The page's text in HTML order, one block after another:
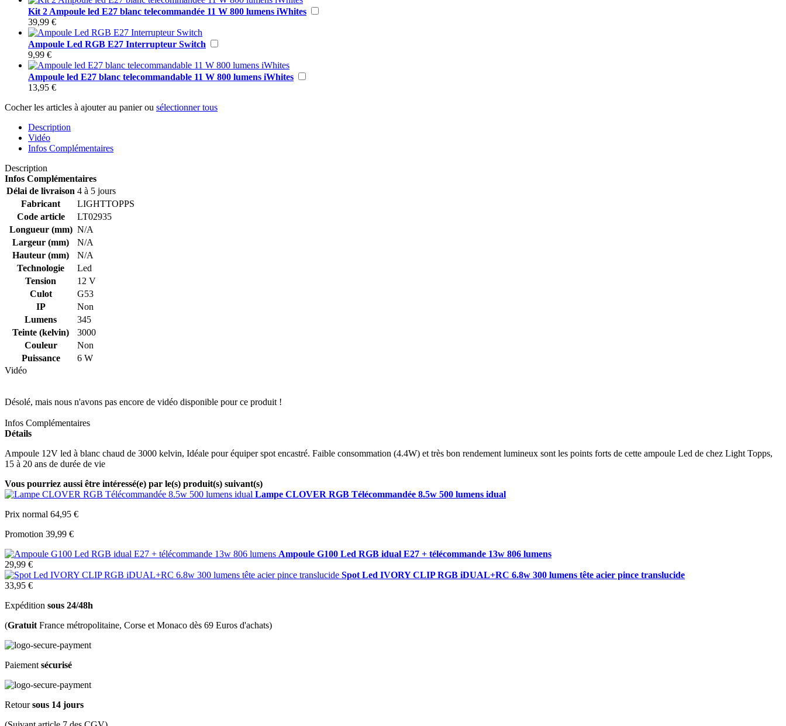
Kit 2 Ampoule led E27 blanc telecommandée 11 W 800 lumens iWhites
39,99 €
Ampoule Led RGB E27 Interrupteur Switch
9,99 €
Ampoule led E27 blanc telecommandable 11 W 800 lumens iWhites
13,95 €
Cocher les articles à ajouter au panier ou sélectionner tous
Description
Vidéo
Infos Complémentaires
Description
Infos Complémentaires
Délai de livraison 4 à 5 jours
Fabricant
LIGHTTOPPS
Code article
LT02935
Longueur (mm) N/A
Largeur (mm)
N/A
Hauteur (mm)
N/A
Technologie
Led
Tension
12 V
Culot
G53
IP
Non
Lumens
345
Teinte (kelvin)
3000
Couleur
Non
Puissance
6 W
Vidéo
Désolé, mais nous n'avons pas encore de vidéo disponible pour ce produit !
Infos Complémentaires
Détails
Ampoule 12V led à blanc chaud de 3000 kelvin, Idéale pour équiper spot encastré. Faible consommation (4.4W) et très bon rendement lumineux sont les points forts de cette ampoule Led de chez Light Topps,
15 à 20 ans de durée de vie
Vous pourriez aussi être intéressé(e) par le(s) produit(s) suivant(s)
Lampe CLOVER RGB Télécommandée 8.5w 500 lumens idual
Prix normal 64,95 €
Promotion 39,99 €
Ampoule G100 Led RGB idual E27 + télécommande 13w 806 lumens
29,99 €
Spot Led IVORY CLIP RGB iDUAL+RC 6.8w 300 lumens tête acier pince translucide
33,95 €
Expédition sous 24/48h
(Gratuit France métropolitaine, Corse et Monaco dès 69 Euros d'achats)
Paiement sécurisé
Retoursous 14 jours